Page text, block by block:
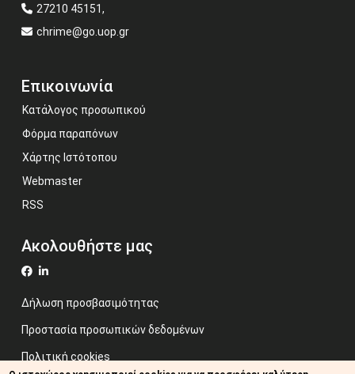
27210 45151,
chrime@go.uop.gr
Επικοινωνία
Κατάλογος προσωπικού
Φόρμα παραπόνων
Χάρτης Ιστότοπου
Webmaster
RSS
Ακολουθήστε μας
Δήλωση προσβασιμότητας
Προστασία προσωπικών δεδομένων
Πολιτική cookies